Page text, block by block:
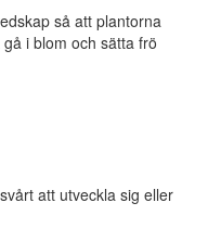
så att plantorna
i blom och sätta frö
att utveckla sig eller